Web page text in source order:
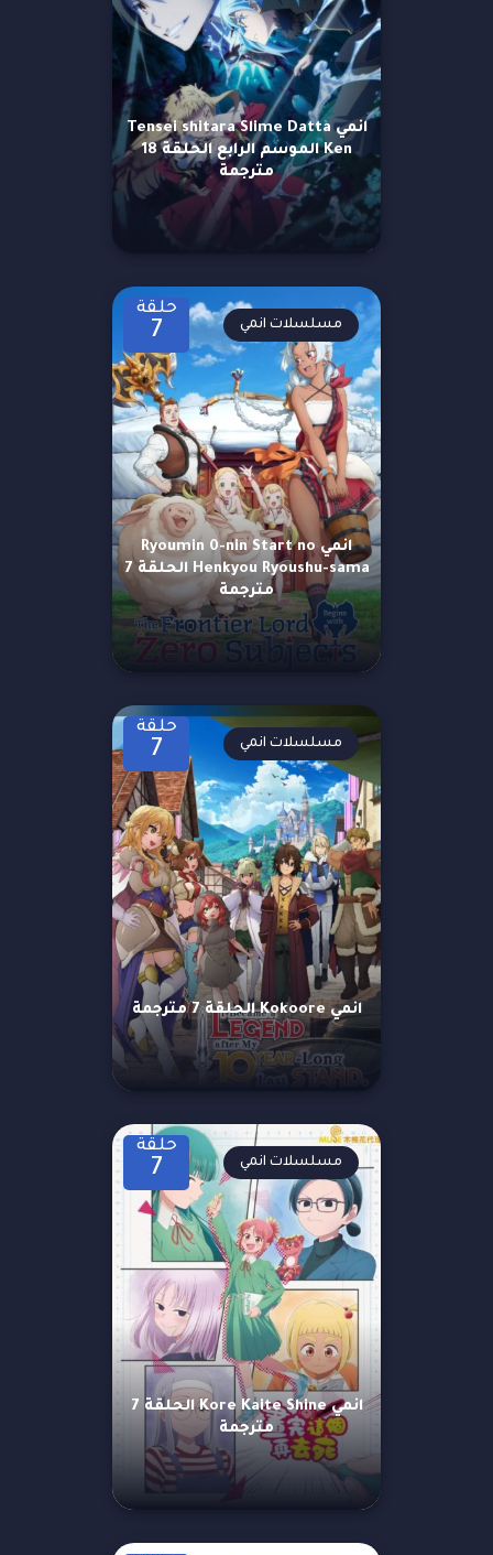
انمي Tensei shitara Slime Datta
Ken الموسم الرابع الحلقة 18
مترجمة
حلقة
7
انمي Ryoumin 0-nin Start no
Henkyou Ryoushu-sama الحلقة 7
مترجمة
مسلسلات انمي
حلقة
7
انمي Kokoore الحلقة 7 مترجمة
مسلسلات انمي
حلقة
7
انمي Kore Kaite Shine الحلقة 7
مترجمة
مسلسلات انمي